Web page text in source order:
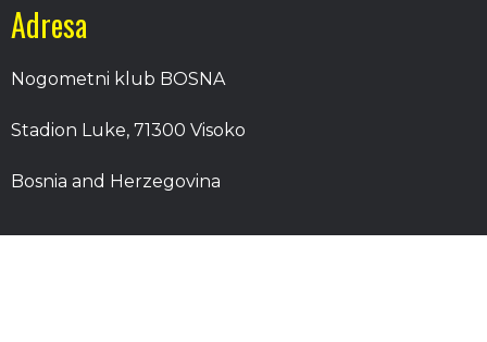
Adresa
Nogometni klub BOSNA
Stadion Luke, 71300 Visoko
Bosnia and Herzegovina